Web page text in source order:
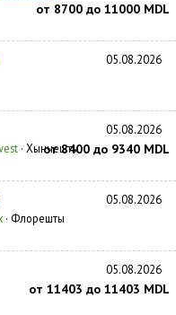
от 8700 до 11000 MDL
05.08.2026
05.08.2026
· Хынчешты
от 8400 до 9340 MDL
05.08.2026
· Флорешты
05.08.2026
от 11403 до 11403 MDL